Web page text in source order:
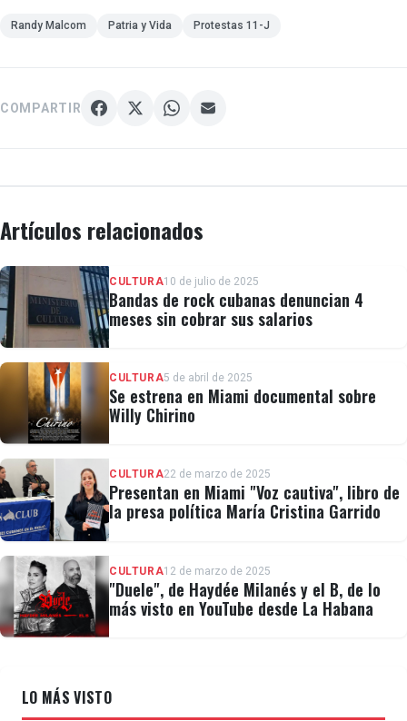
Randy Malcom Patria y Vida Protestas 11-J
COMPARTIR
Artículos relacionados
CULTURA10 de julio de 2025
Bandas de rock cubanas denuncian 4
meses sin cobrar sus salarios
CULTURA5 de abril de 2025
Se estrena en Miami documental sobre
Willy Chirino
CULTURA22 de marzo de 2025
Presentan en Miami "Voz cautiva", libro de
la presa política María Cristina Garrido
CULTURA12 de marzo de 2025
"Duele", de Haydée Milanés y el B, de lo
más visto en YouTube desde La Habana
LO MÁS VISTO